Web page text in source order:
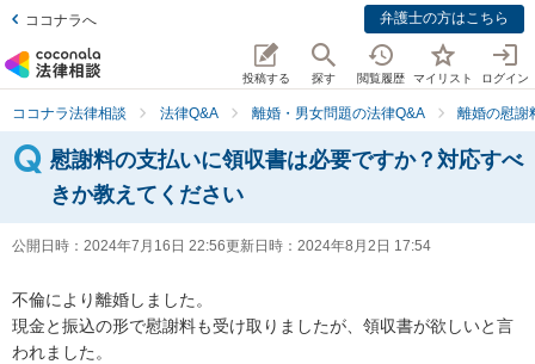
ココナラへ 弁護士の方はこちら
投稿する 探す 閲覧履歴 マイリスト ログイン
ココナラ法律相談 法律Q&A 離婚・男女問題の法律Q&A 離婚の慰謝
慰謝料の支払いに領収書は必要ですか？対応すべ
きか教えてください
公開日時： 2024年7月16日 22:56更新日時： 2024年8月2日 17:54
不倫により離婚しました。
現金と振込の形で慰謝料も受け取りましたが、領収書が欲しいと言
われました。